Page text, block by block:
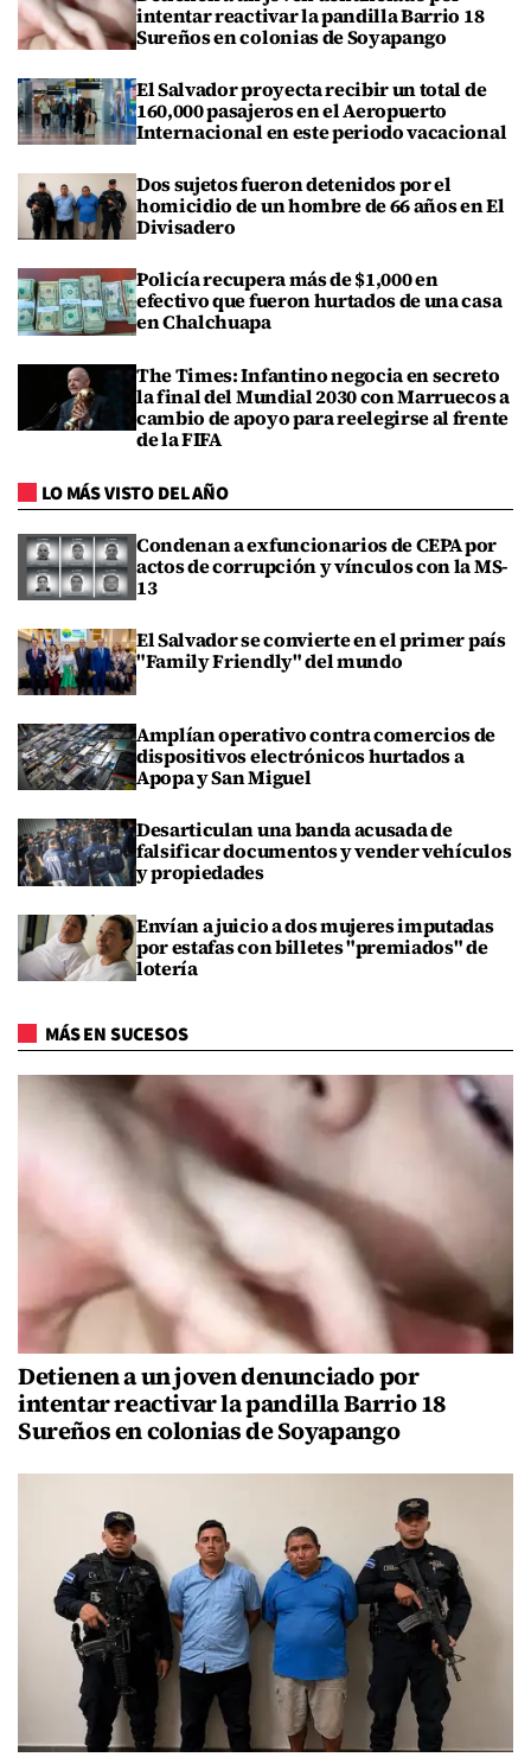
intentar reactivar la pandilla Barrio 18
Sureños en colonias de Soyapango
El Salvador proyecta recibir un total de
160,000 pasajeros en el Aeropuerto
Internacional en este periodo vacacional
Dos sujetos fueron detenidos por el
homicidio de un hombre de 66 años en El
Divisadero
Policía recupera más de $1,000 en
efectivo que fueron hurtados de una casa
en Chalchuapa
The Times: Infantino negocia en secreto
la final del Mundial 2030 con Marruecos a
cambio de apoyo para reelegirse al frente
de la FIFA
LO MÁS VISTO DEL AÑO
Condenan a exfuncionarios de CEPA por
actos de corrupción y vínculos con la MS-
13
El Salvador se convierte en el primer país
"Family Friendly" del mundo
Amplían operativo contra comercios de
dispositivos electrónicos hurtados a
Apopa y San Miguel
Desarticulan una banda acusada de
falsificar documentos y vender vehículos
y propiedades
Envían a juicio a dos mujeres imputadas
por estafas con billetes "premiados" de
lotería
MÁS EN SUCESOS
Detienen a un joven denunciado por
intentar reactivar la pandilla Barrio 18
Sureños en colonias de Soyapango